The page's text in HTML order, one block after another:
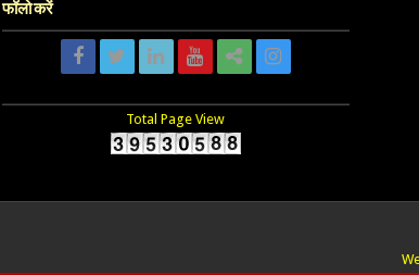
फॉलो करें
Total Page View